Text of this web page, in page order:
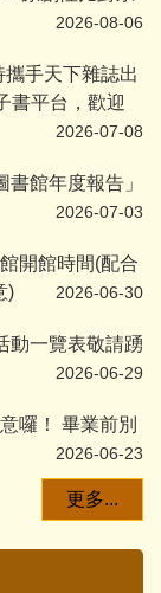
2026-08-06
攜手天下雜誌出
書平台，歡迎
2026-07-08
書館年度報告」
2026-07-03
開館時間(配合
)
2026-06-30
動一覽表敬請踴
2026-06-29
囉！ 畢業前別
2026-06-23
更多...